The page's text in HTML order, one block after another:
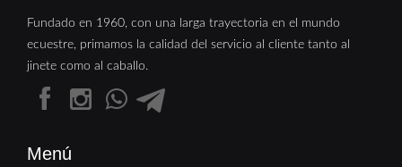
Fundado en 1960, con una larga trayectoria en el mundo
ecuestre, primamos la calidad del servicio al cliente tanto al
jinete como al caballo.
Menú